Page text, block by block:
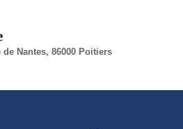
de Nantes, 86000 Poitiers